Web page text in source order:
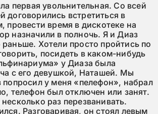
первая увольнительная. Со всей
договорились встретиться в
провести время в дискотеке на
назначили в полночь. Я и Диаз
Хотели просто пройтись по
посидеть в каком-нибудь
у Диаза была
с его девушкой, Наташей. Мы
попросил у меня «пелефон», набрал
телефон был отключен или занят.
раз перезванивать.
Разговаривая, он стоял левым